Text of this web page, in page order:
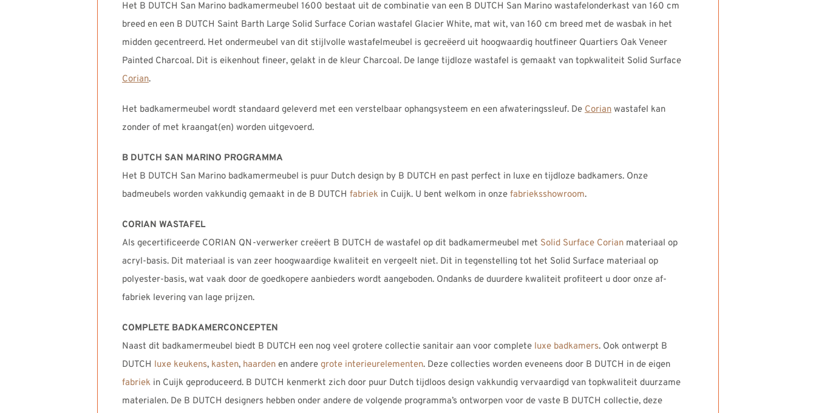
Het B DUTCH San Marino badkamermeubel 1600 bestaat uit de combinatie van een B DUTCH San Marino wastafelonderkast van 160 cm
breed en een B DUTCH Saint Barth Large Solid Surface Corian wastafel Glacier White, mat wit, van 160 cm breed met de wasbak in het
midden gecentreerd. Het ondermeubel van dit stijlvolle wastafelmeubel is gecreëerd uit hoogwaardig houtfineer Quartiers Oak Veneer
Painted Charcoal. Dit is eikenhout fineer, gelakt in de kleur Charcoal. De lange tijdloze wastafel is gemaakt van topkwaliteit Solid Surface
Corian.
Het badkamermeubel wordt standaard geleverd met een verstelbaar ophangsysteem en een afwateringssleuf. De Corian wastafel kan
zonder of met kraangat(en) worden uitgevoerd.
B DUTCH SAN MARINO PROGRAMMA
Het B DUTCH San Marino badkamermeubel is puur Dutch design by B DUTCH en past perfect in luxe en tijdloze badkamers. Onze
badmeubels worden vakkundig gemaakt in de B DUTCH fabriek in Cuijk. U bent welkom in onze fabrieksshowroom.
CORIAN WASTAFEL
Als gecertificeerde CORIAN QN-verwerker creëert B DUTCH de wastafel op dit badkamermeubel met Solid Surface Corian materiaal op
acryl-basis. Dit materiaal is van zeer hoogwaardige kwaliteit en vergeelt niet. Dit in tegenstelling tot het Solid Surface materiaal op
polyester-basis, wat vaak door de goedkopere aanbieders wordt aangeboden. Ondanks de duurdere kwaliteit profiteert u door onze af-
fabriek levering van lage prijzen.
COMPLETE BADKAMERCONCEPTEN
Naast dit badkamermeubel biedt B DUTCH een nog veel grotere collectie sanitair aan voor complete luxe badkamers. Ook ontwerpt B
DUTCH luxe keukens, kasten, haarden en andere grote interieurelementen. Deze collecties worden eveneens door B DUTCH in de eigen
fabriek in Cuijk geproduceerd. B DUTCH kenmerkt zich door puur Dutch tijdloos design vakkundig vervaardigd van topkwaliteit duurzame
materialen. De B DUTCH designers hebben onder andere de volgende programma’s ontworpen voor de vaste B DUTCH collectie, deze